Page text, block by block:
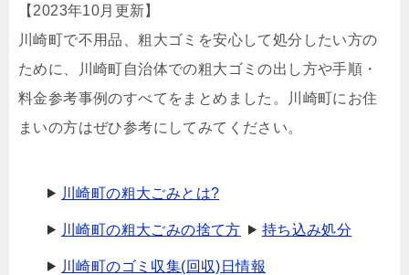
【2023年10月更新】
川崎町で不用品、粗大ゴミを安心して処分したい方の
ために、川崎町自治体での粗大ゴミの出し方や手順・
料金参考事例のすべてをまとめました。川崎町にお住
まいの方はぜひ参考にしてみてください。
川崎町の粗大ごみとは?
川崎町の粗大ごみの捨て方 持ち込み処分
川崎町のゴミ収集(回収)日情報